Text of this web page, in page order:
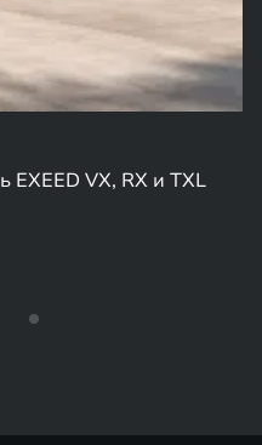
EXEED VX, RX и TXL